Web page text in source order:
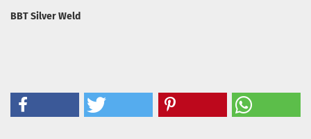
BBT Silver Weld